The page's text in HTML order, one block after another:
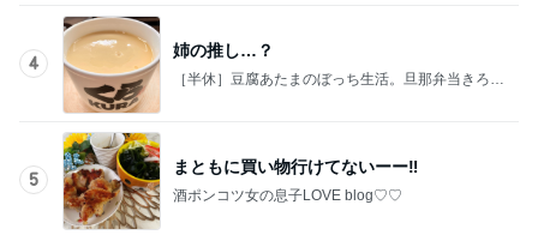
60代のひとり暮らしで抜けた肩の力
Amebaトピックス 2日前
桃 4回目の歯の矯正アフターケア
Amebaトピックス 1日前